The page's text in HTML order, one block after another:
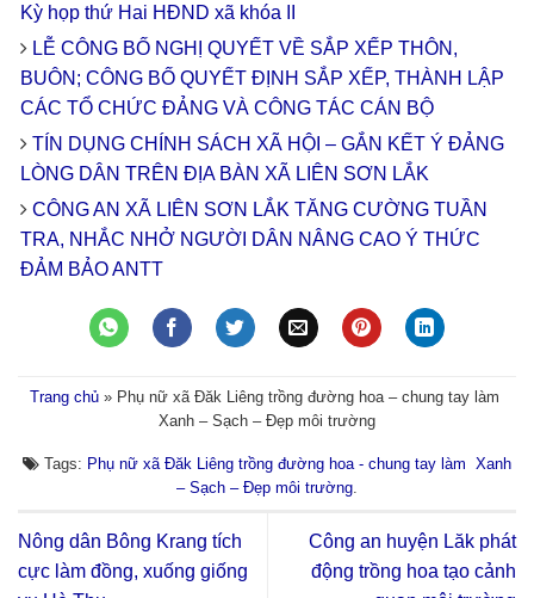
Kỳ họp thứ Hai HĐND xã khóa II
LỄ CÔNG BỐ NGHỊ QUYẾT VỀ SẮP XẾP THÔN,
BUÔN; CÔNG BỐ QUYẾT ĐỊNH SẮP XẾP, THÀNH LẬP
CÁC TỔ CHỨC ĐẢNG VÀ CÔNG TÁC CÁN BỘ
TÍN DỤNG CHÍNH SÁCH XÃ HỘI – GẮN KẾT Ý ĐẢNG
LÒNG DÂN TRÊN ĐỊA BÀN XÃ LIÊN SƠN LẮK
CÔNG AN XÃ LIÊN SƠN LẮK TĂNG CƯỜNG TUẦN
TRA, NHẮC NHỞ NGƯỜI DÂN NÂNG CAO Ý THỨC
ĐẢM BẢO ANTT
Trang chủ » Phụ nữ xã Đăk Liêng trồng đường hoa – chung tay làm
Xanh – Sạch – Đẹp môi trường
Tags: Phụ nữ xã Đăk Liêng trồng đường hoa - chung tay làm Xanh
– Sạch – Đẹp môi trường.
Nông dân Bông Krang tích
cực làm đồng, xuống giống
Công an huyện Lăk phát
động trồng hoa tạo cảnh